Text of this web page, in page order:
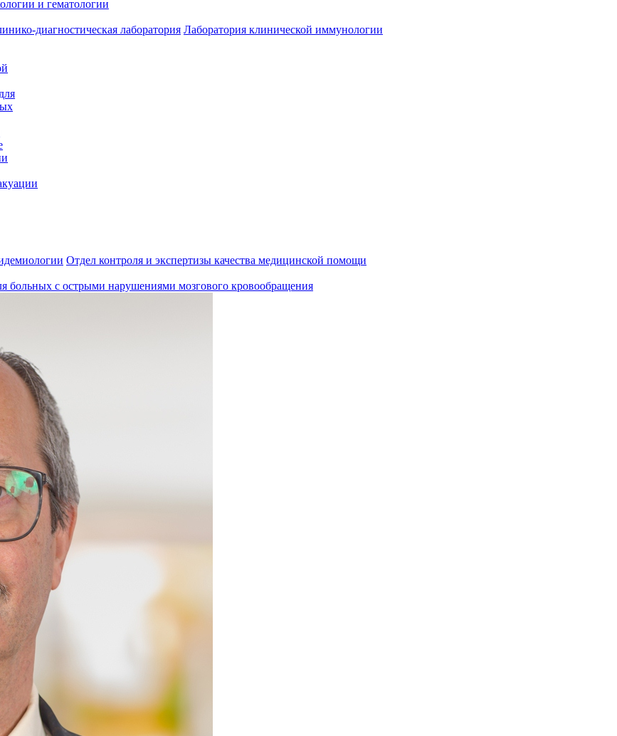
и гематологии
диагностическая лаборатория Лаборатория клинической иммунологии
Отдел контроля и экспертизы качества медицинской помощи
больных с острыми нарушениями мозгового кровообращения